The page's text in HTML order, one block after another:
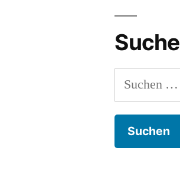
Suche
Suchen
nach: